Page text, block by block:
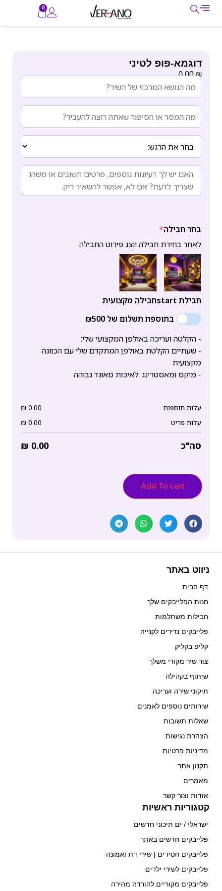
0
דוגמא-פופ לטיני
0.00₪
בחר חבילה*
לאחר בחירת חבילה יוצג פירוט החבילה
חבילת start
חבילה מקצועית
בתוספת תשלום של ₪500
- הקלטה ועריכה באולפן המקצועי שלי:
- שעתיים הקלטת באולפן המתקדם שלי עם הכוונה
מקצועית
- מיקס ומאסטרינג :לאיכות סאונד גבוהה
עלות תוספות 0.00
₪
עלות פריט
0.00
₪
סה"כ 0.00
₪
Add To cart
ניווט באתר
דף הבית
חנות הפלייבקים שלך
חבילות משתלמות
פלייבקים נדירים לקנייה
קליפ בקליק
צור שיר מקורי משלך
שיתוף בקהילה
תיקוני שירה ועריכה
שירותים נוספים לאמנים
שאלות תשובות
הצהרת נגישות
מדיניות פרטיות
תקנון אתר
מאמרים
אודות וצור קשר
קטגוריות ראשיות
ישראלי / ים תיכוני חדשים
פלייבקים חדשים באתר
פלייבקים חסידים | שירי דת ואמונה
פלייבקים לשירי ילדים
פלייבקים מקוריים להורדה מהירה